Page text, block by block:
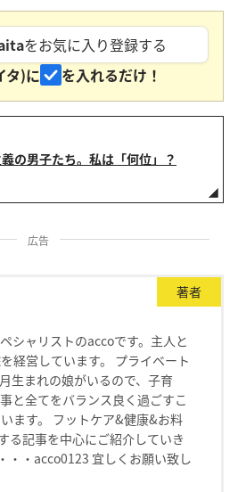
をお気に入り登録する
タ)に
を入れるだけ！
の男子たち。私は「何位」？
広告
著者
シャリストのaccoです。主人と
経営しています。 プライベート
生まれの娘がいるので、子育
と全てをバランス良く過ごすこ
ます。 フットケア&健康&お料
る記事を中心にご紹介していき
・・acco0123 宜しくお願い致し